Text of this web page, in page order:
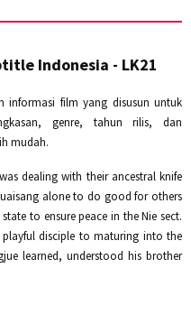
Indonesia - LK21
informasi film yang disusun untuk
genre, tahun rilis, dan
mudah.
dealing with their ancestral knife
alone to do good for others
to ensure peace in the Nie sect.
disciple to maturing into the
learned, understood his brother